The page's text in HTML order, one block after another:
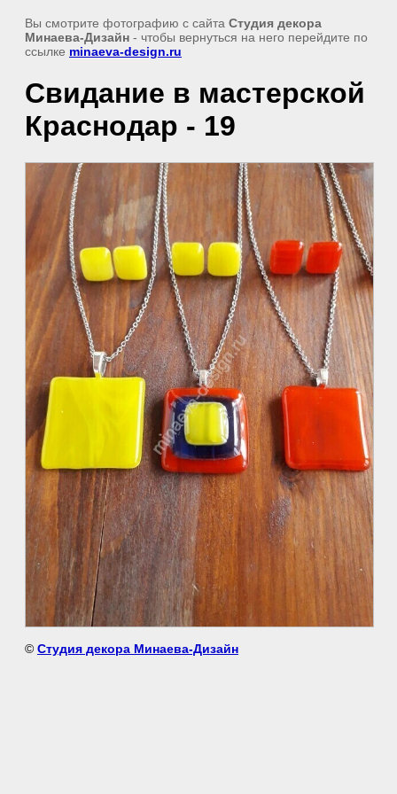
Вы смотрите фотографию с сайта Студия декора
Минаева-Дизайн - чтобы вернуться на него перейдите по
ссылке minaeva-design.ru
Свидание в мастерской
Краснодар - 19
© Студия декора Минаева-Дизайн